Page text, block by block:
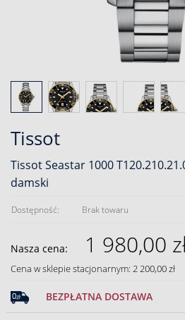
Tissot
Tissot Seastar 1000
damski
Dostępność: Brak towaru
Nasza cena: 1 980,00
Cena w sklepie stacjonarnym: 2 200,00 zł
BEZPŁATNA DOSTAWA